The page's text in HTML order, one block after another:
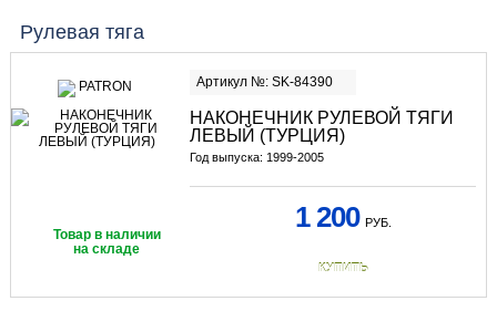
Рулевая тяга
Артикул №: SK-84390
НАКОНЕЧНИК РУЛЕВОЙ ТЯГИ
ЛЕВЫЙ (ТУРЦИЯ)
Год выпуска: 1999-2005
Товар в наличии
на складе
1 200 РУБ.
КУПИТЬ